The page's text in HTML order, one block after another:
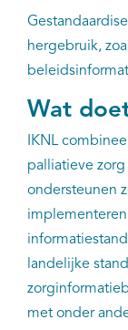
hergebruik,
Wat
IKNL
palliatieve
ondersteunen
landelijke
met onder